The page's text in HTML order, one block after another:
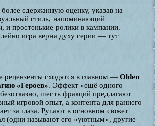
более сдержанную оценку, указав на
стиль, напоминающий
и простенькие ролики в кампании.
игра верна духу серии — тут
рецензенты сходятся в главном — Olden
«Героев». Эффект «ещё одного
шесть фракций предлагают
игровой опыт, а контента для раннего
за глаза. Ругают в основном сюжет
(одни называют его «уютным», другие